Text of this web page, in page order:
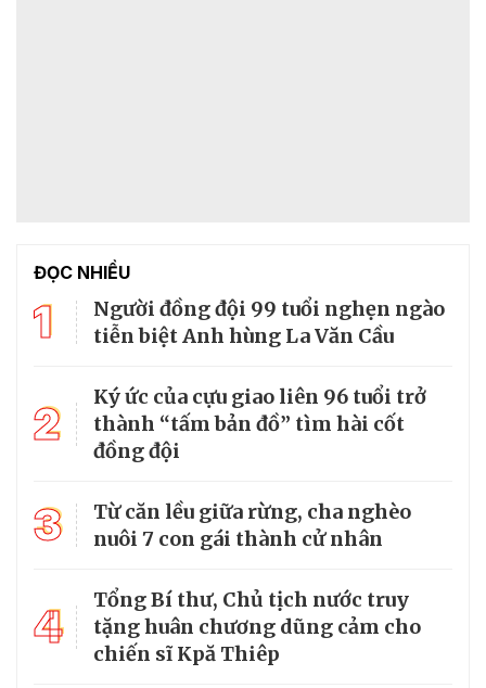
ĐỌC NHIỀU
1
Người đồng đội 99 tuổi nghẹn ngào
tiễn biệt Anh hùng La Văn Cầu
2
Ký ức của cựu giao liên 96 tuổi trở
thành “tấm bản đồ” tìm hài cốt
đồng đội
3
Từ căn lều giữa rừng, cha nghèo
nuôi 7 con gái thành cử nhân
4
Tổng Bí thư, Chủ tịch nước truy
tặng huân chương dũng cảm cho
chiến sĩ Kpă Thiêp